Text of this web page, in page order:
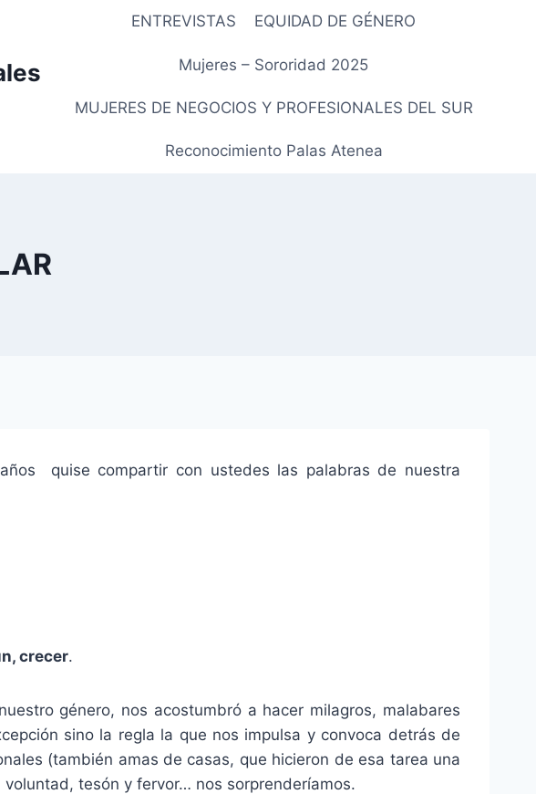
ENTREVISTAS EQUIDAD DE GÉNERO
Mujeres – Sororidad 2025
MUJERES DE NEGOCIOS Y PROFESIONALES DEL SUR
Reconocimiento Palas Atenea
quise compartir con ustedes las palabras de nuestra
crecer.
género, nos acostumbró a hacer milagros, malabares
sino la regla la que nos impulsa y convoca detrás de
(también amas de casas, que hicieron de esa tarea una
tesón y fervor… nos sorprenderíamos.